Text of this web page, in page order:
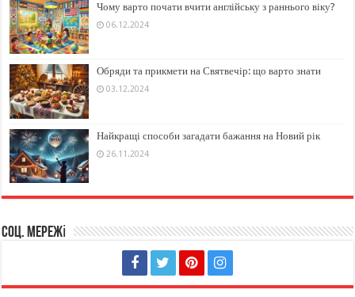
Чому варто почати вчити англійську з раннього віку?
06.12.2024
Обряди та прикмети на Святвечір: що варто знати
03.12.2024
Найкращі способи загадати бажання на Новий рік
26.11.2024
Соц. мережі